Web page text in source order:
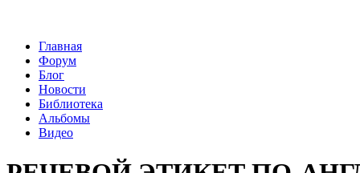
Главная
Форум
Блог
Новости
Библиотека
Альбомы
Видео